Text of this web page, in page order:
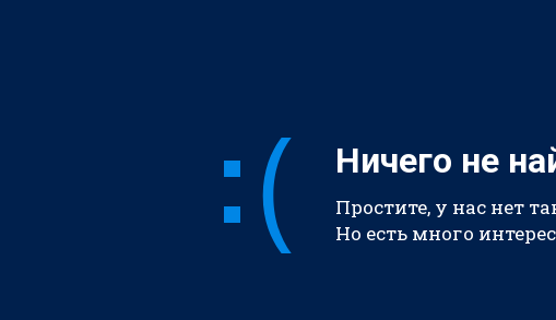
Ничего не
Простите, у нас нет
Но есть много